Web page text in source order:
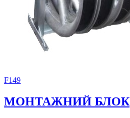
F149
МОНТАЖНИЙ БЛОК